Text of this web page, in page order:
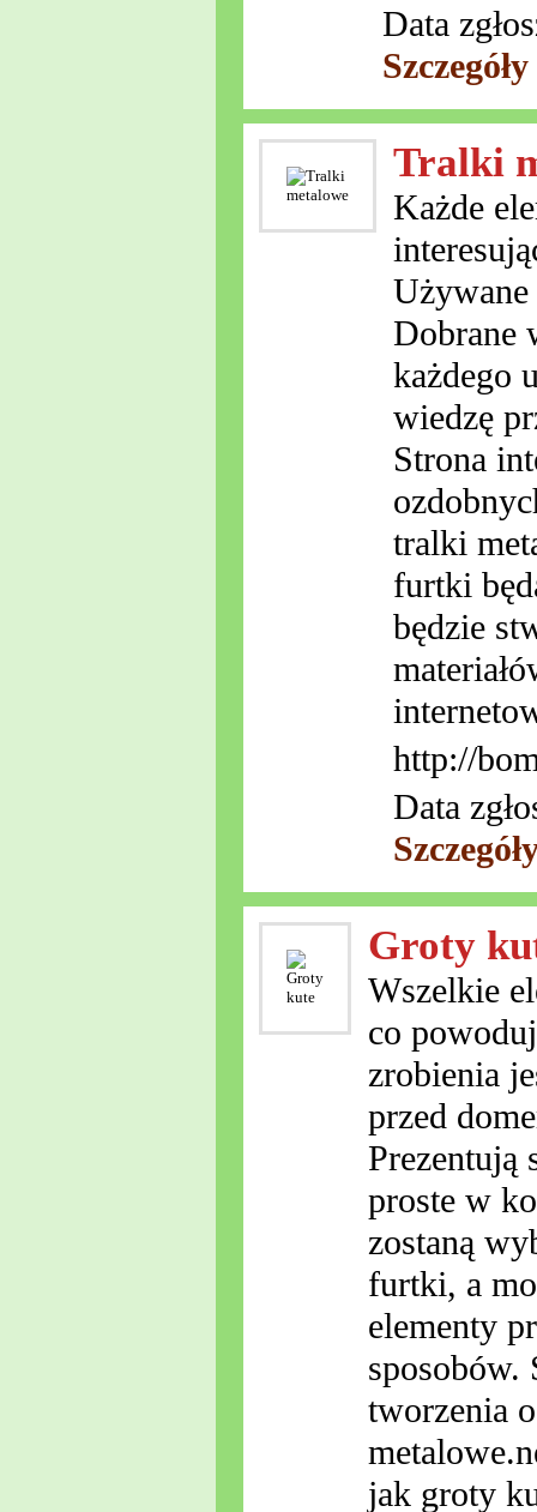
Data
Szczegóły
Tralki
Każde
Używane
Dobrane
każdego
wiedzę
Strona
tralki
furtki
będzie
http://
Data
Groty
Wszelkie
co
zrobienia
przed
Prezentują
proste w
zostaną
furtki, a
elementy
sposobów.
tworzenia
jak groty